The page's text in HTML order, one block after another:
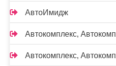
АвтоИмидж
Автокомплекс,
Автокомплекс,